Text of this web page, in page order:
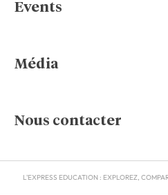
Events
Média
Nous contacter
L'EXPRESS EDUCATION : EXPLOREZ,